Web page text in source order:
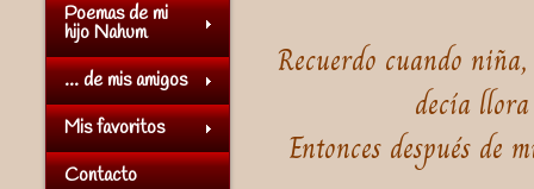
Poemas de mi
hijo Nahum
... de mis amigos
Mis favoritos
Contacto
Recuerdo cuando
decía
Entonces después de